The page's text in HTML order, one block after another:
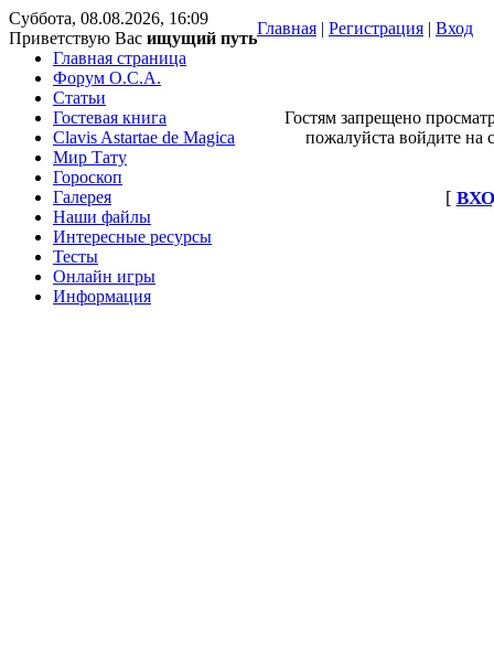
Суббота, 08.08.2026, 16:09
Приветствую Вас ищущий путь
Главная | Регистрация | Вход
Главная страница
Форум O.C.A.
Статьи
Гостевая книга
Clavis Astartae de Magica
Мир Тату
Гороскоп
Галерея
Наши файлы
Интересные ресурсы
Тесты
Онлайн игры
Информация
Гостям запрещено
пожалуйста войдите на
[